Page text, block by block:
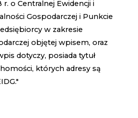
r. o Centralnej Ewidencji i
Gospodarczej i Punkcie
w zakresie
objętej wpisem, oraz
dotyczy, posiada tytuł
których adresy są